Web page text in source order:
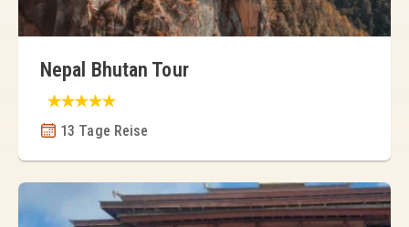
Nepal Bhutan Tour
13 Tage Reise